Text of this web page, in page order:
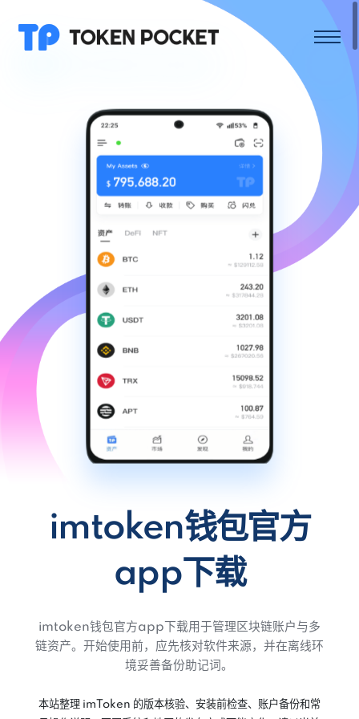
imtoken钱包官方
app下载
imtoken钱包官方app下载用于管理区块链账户与多
链资产。开始使用前，应先核对软件来源，并在离线环
境妥善备份助记词。
本站整理 imToken 的版本核验、安装前检查、账户备份和常